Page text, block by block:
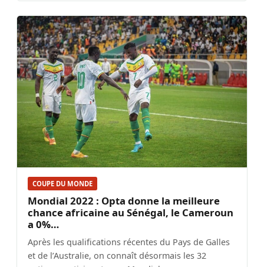
COUPE DU MONDE
Mondial 2022 : Opta donne la meilleure
chance africaine au Sénégal, le Cameroun
a 0%…
Après les qualifications récentes du Pays de Galles
et de l’Australie, on connaît désormais les 32